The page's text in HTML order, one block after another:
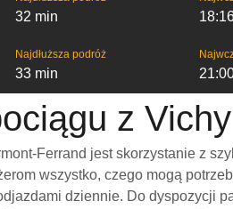
32 min
Najdłuższa podróż
33 min
z
Ferrand jest skorzystanie z
wszystko, czego mogą
dziennie. Do